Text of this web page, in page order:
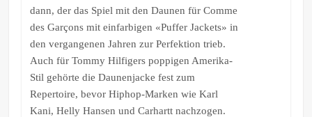
dann, der das Spiel mit den Daunen für Comme
des Garçons mit einfarbigen «Puffer Jackets» in
den vergangenen Jahren zur Perfektion trieb.
Auch für Tommy Hilfigers poppigen Amerika-
Stil gehörte die Daunenjacke fest zum
Repertoire, bevor Hiphop-Marken wie Karl
Kani, Helly Hansen und Carhartt nachzogen.